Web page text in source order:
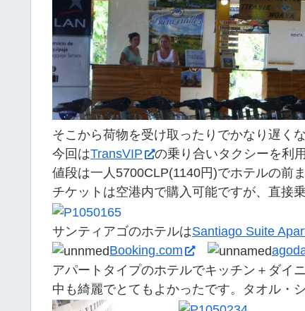
そこから荷物を受け取ったりでかなり遅く
今回はTransVIP
の乗り合いタクシーを利
値段は一人5700CLP(1140円)でホテルの前
チケットは空港内で購入可能ですが、直接
サンティアゴのホテルはSantiago Suite
Booking.com
アパートタイプのホテルでキッチン＋ダイ
中も綺麗でとてもよかったです。タオル・